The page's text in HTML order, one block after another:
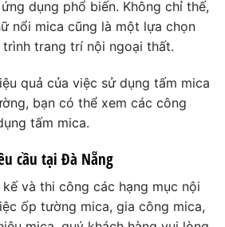
dụng phổ biến. Không chỉ thế,
nổi mica cũng là một lựa chọn
trang trí nội ngoại thất.
quả của việc sử dụng tấm mica
bạn có thể xem các công
tấm mica.
cầu tại Đà Nẵng
và thi công các hạng mục nội
ốp tường mica, gia công mica,